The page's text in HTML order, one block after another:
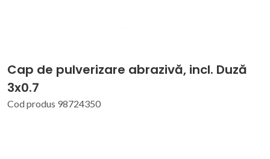
Cap de pulverizare abrazivă, incl. Duză
3x0.7
Cod produs 98724350